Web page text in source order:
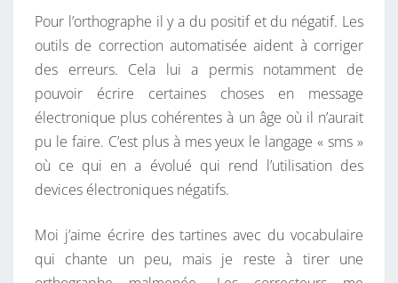
Pour l’orthographe il y a du positif et du négatif. Les
outils de correction automatisée aident à corriger
des erreurs. Cela lui a permis notamment de
pouvoir écrire certaines choses en message
électronique plus cohérentes à un âge où il n’aurait
pu le faire. C’est plus à mes yeux le langage « sms »
où ce qui en a évolué qui rend l’utilisation des
devices électroniques négatifs.
Moi j’aime écrire des tartines avec du vocabulaire
qui chante un peu, mais je reste à tirer une